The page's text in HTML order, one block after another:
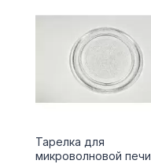
Тарелка для
микроволновой печи